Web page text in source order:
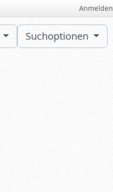
Anmelden
Suchoptionen